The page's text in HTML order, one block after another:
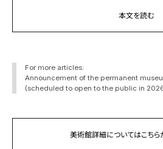
本文を読む
For more articles:
Announcement of the permanent
(scheduled to open to the public in
美術館詳細についてはこちら